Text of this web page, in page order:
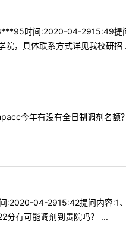
时间:2020-04-2915:49提
院，具体联系方式详见我校研招
今年有没有全日制调剂名额
04-2915:42提问内容:1
分有可能调剂到贵院吗？ ...